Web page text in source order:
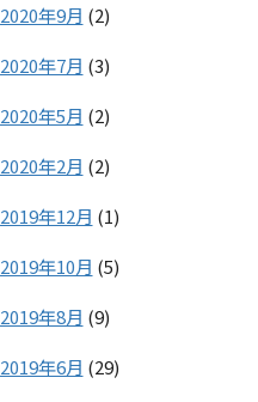
2020年9月 (2)
2020年7月 (3)
2020年5月 (2)
2020年2月 (2)
2019年12月 (1)
2019年10月 (5)
2019年8月 (9)
2019年6月 (29)